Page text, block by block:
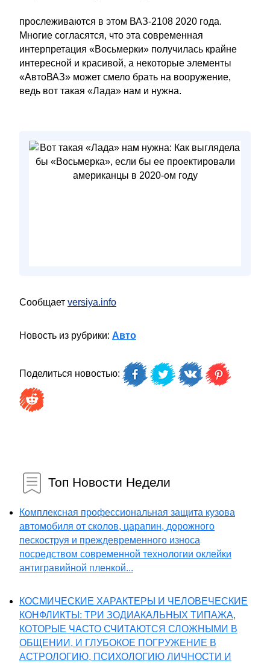
прослеживаются в этом ВАЗ-2108 2020 года.
Многие согласятся, что эта современная
интерпретация «Восьмерки» получилась крайне
интересной и красивой, а некоторые элементы
«АвтоВАЗ» может смело брать на вооружение,
ведь вот такая «Лада» нам и нужна.
Сообщает versiya.info
Новость из рубрики: Авто
Поделиться новостью:
Топ Новости Недели
Комплексная профессиональная защита кузова
автомобиля от сколов, царапин, дорожного
пескоструя и преждевременного износа
посредством современной технологии оклейки
антигравийной пленкой...
КОСМИЧЕСКИЕ ХАРАКТЕРЫ И ЧЕЛОВЕЧЕСКИЕ
КОНФЛИКТЫ: ТРИ ЗОДИАКАЛЬНЫХ ТИПАЖА,
КОТОРЫЕ ЧАСТО СЧИТАЮТСЯ СЛОЖНЫМИ В
ОБЩЕНИИ, И ГЛУБОКОЕ ПОГРУЖЕНИЕ В
АСТРОЛОГИЮ, ПСИХОЛОГИЮ ЛИЧНОСТИ И